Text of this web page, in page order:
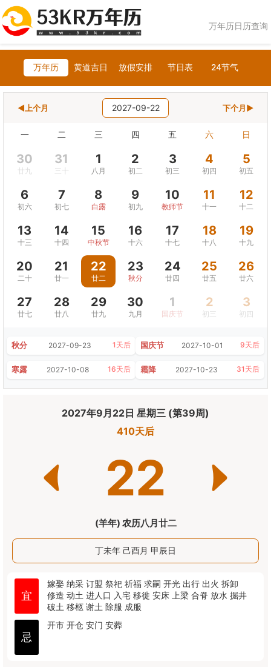
万年历日历查询
万年历 黄道吉日 放假安排 节日表 24节气
◀上个月 2027-09-22 下个月▶
一 二 三 四 五 六 日
30
廿九
31
三十
1
八月
2
初二
3
初三
4
初四
5
初五
6
初六
7
初七
8
白露
9
初九
10
教师节
11
十一
12
十二
13
十三
14
十四
15
中秋节
16
十六
17
十七
18
十八
19
十九
20
二十
21
廿一
22
廿二
23
秋分
24
廿四
25
廿五
26
廿六
27
廿七
28
廿八
29
廿九
30
九月
1
国庆节
2
初三
3
初四
秋分 2027-09-23 1天后 国庆节 2027-10-01 9天后
寒露 2027-10-08 16天后 霜降 2027-10-23 31天后
2027年9月22日 星期三 (第39周)
410天后
22
(羊年) 农历八月廿二
丁未年 己酉月 甲辰日
宜
嫁娶 纳采 订盟 祭祀 祈福 求嗣 开光 出行 出火 拆卸
修造 动土 进人口 入宅 移徙 安床 上梁 合脊 放水 掘井
破土 移柩 谢土 除服 成服
忌
开市 开仓 安门 安葬